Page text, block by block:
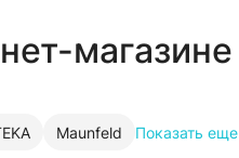
магазине
Maunfeld Показать еще